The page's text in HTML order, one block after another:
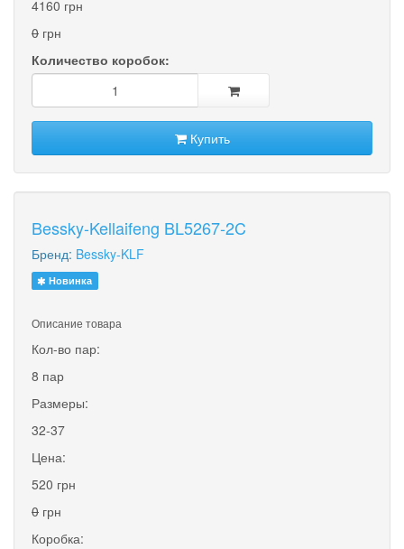
4160 грн
0 грн
Количество коробок:
Купить
Bessky-Kellaifeng BL5267-2C
Бренд: Bessky-KLF
Новинка
Описание товара
Кол-во пар:
8 пар
Размеры:
32-37
Цена:
520 грн
0 грн
Коробка: